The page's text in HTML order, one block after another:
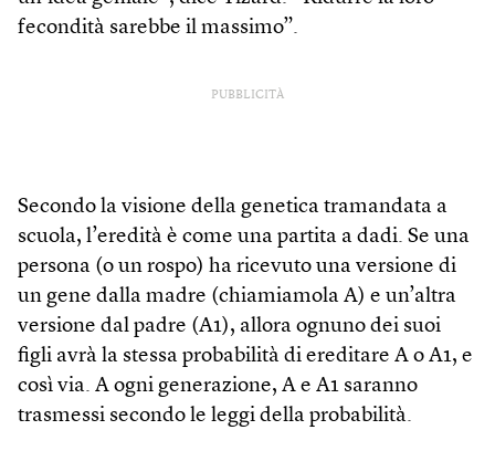
fecondità sarebbe il massimo”.
PUBBLICITÀ
Secondo la visione della genetica tramandata a
scuola, l’eredità è come una partita a dadi. Se una
persona (o un rospo) ha ricevuto una versione di
un gene dalla madre (chiamiamola A) e un’altra
versione dal padre (A1), allora ognuno dei suoi
figli avrà la stessa probabilità di ereditare A o A1, e
così via. A ogni generazione, A e A1 saranno
trasmessi secondo le leggi della probabilità.